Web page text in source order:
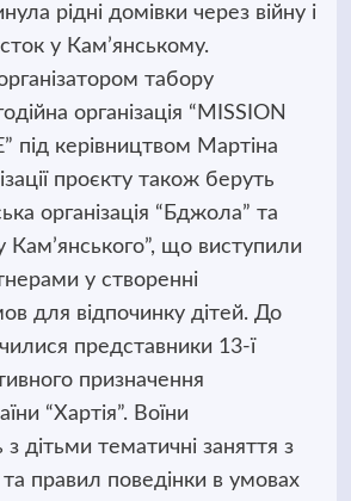
рідні домівки через війну і
у Кам’янському.
табору
організація “MISSION
під керівництвом Мартіна
проєкту також беруть
організація “Бджола” та
Кам’янського”, що виступили
у створенні
для відпочинку дітей. До
представники 13-ї
призначення
“Хартія”. Воїни
дітьми тематичні заняття з
та правил поведінки в умовах